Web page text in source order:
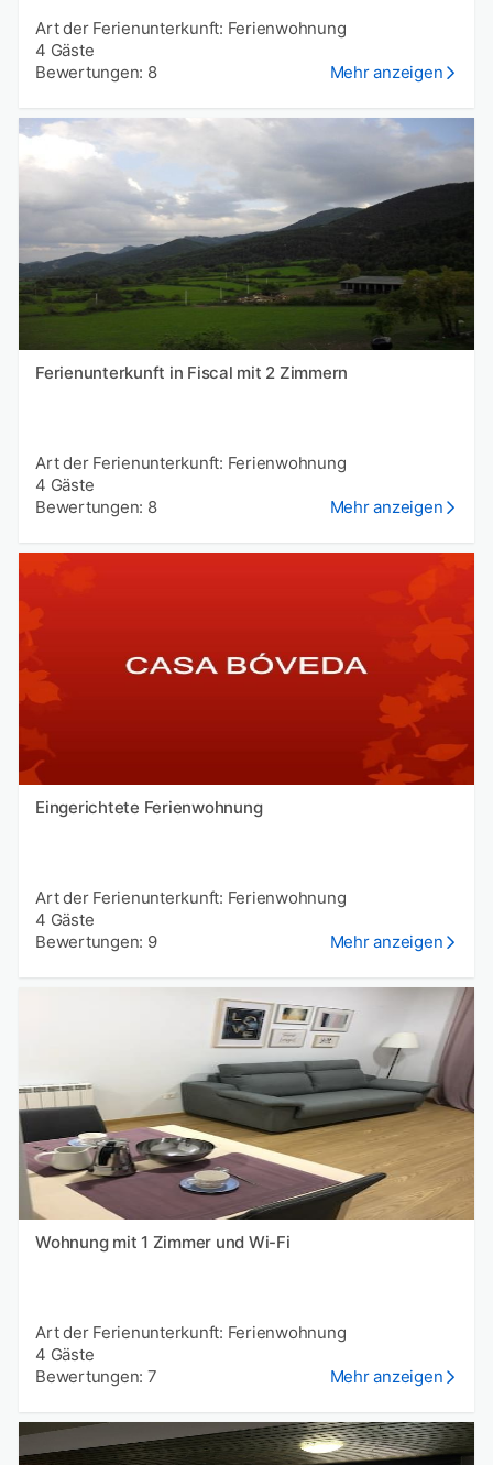
Art der Ferienunterkunft: Ferienwohnung
4 Gäste
Bewertungen: 8
Mehr anzeigen
Ferienunterkunft in Fiscal mit 2 Zimmern
Art der Ferienunterkunft: Ferienwohnung
4 Gäste
Bewertungen: 8
Mehr anzeigen
Eingerichtete Ferienwohnung
Art der Ferienunterkunft: Ferienwohnung
4 Gäste
Bewertungen: 9
Mehr anzeigen
Wohnung mit 1 Zimmer und Wi-Fi
Art der Ferienunterkunft: Ferienwohnung
4 Gäste
Bewertungen: 7
Mehr anzeigen